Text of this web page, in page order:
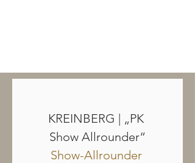
KREINBERG | „PK
Show Allrounder“
Show-Allrounder